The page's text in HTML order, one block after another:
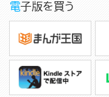
電子版を買う